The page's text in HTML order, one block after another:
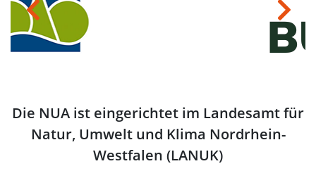
Die NUA ist eingerichtet im Landesamt für
Natur, Umwelt und Klima Nordrhein-
Westfalen (LANUK)
Previous Next